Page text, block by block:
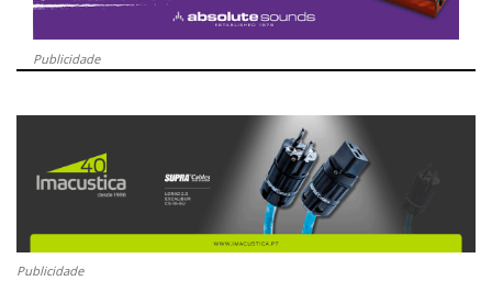
Publicidade
Publicidade